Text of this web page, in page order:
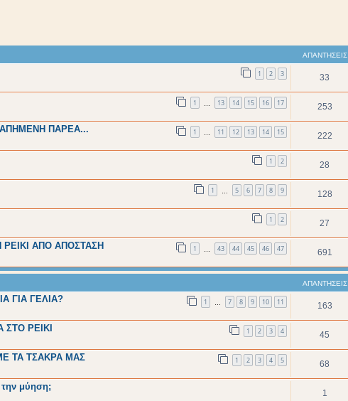
ΑΠΑΝΤΉΣΕΙΣ
1 2 3 33
1 13 14 15 16 17 253
ΠΑΡΕΑ... 1 11 12 13 14 15 222
1 2 28
1 5 6 7 8 9 128
1 2 27
ΑΠΟ ΑΠΟΣΤΑΣΗ 1 43 44 45 46 47 691
ΑΠΑΝΤΉΣΕΙΣ
ΓΙΑ ΓΕΛΙΑ? 1 7 8 9 10 11 163
ΡΕΙΚΙ 1 2 3 4 45
ΤΑ ΤΣΑΚΡΑ ΜΑΣ 1 2 3 4 5 68
την μύηση;
1